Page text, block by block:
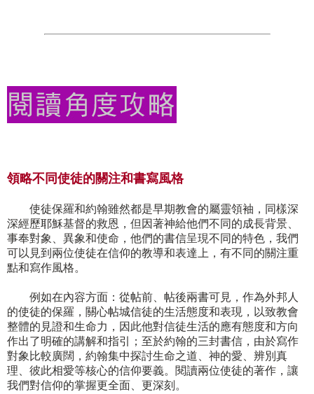
領略不同使徒的關注和書寫風格
使徒保羅和約翰雖然都是早期教會的屬靈領袖，同樣深
深經歷耶穌基督的救恩，但因著神給他們不同的成長背景、
事奉對象、異象和使命，他們的書信呈現不同的特色，我們
可以見到兩位使徒在信仰的教導和表達上，有不同的關注重
點和寫作風格。
例如在內容方面：從帖前、帖後兩書可見，作為外邦人
的使徒的保羅，關心帖城信徒的生活態度和表現，以致教會
整體的見證和生命力，因此他對信徒生活的應有態度和方向
作出了明確的講解和指引；至於約翰的三封書信，由於寫作
對象比較廣闊，約翰集中探討生命之道、神的愛、辨別真
理、彼此相愛等核心的信仰要義。閱讀兩位使徒的著作，讓
我們對信仰的掌握更全面、更深刻。